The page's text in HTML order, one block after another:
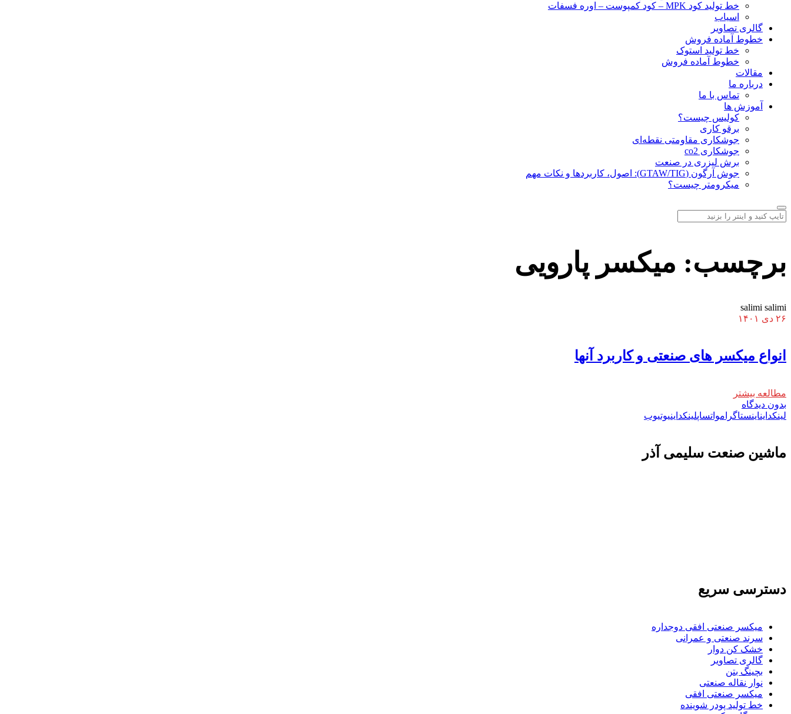
خط تولید کود MPK – کود کمپوست – اوره فسفات
اسیاب
گالری تصاویر
خطوط آماده فروش
خط تولید استوک
خطوط آماده فروش
مقالات
درباره ما
تماس با ما
آموزش ها
کولیس چیست؟
برقو کاری
جوشکاری مقاومتی نقطه‌ای
جوشکاری co2
برش لیزری در صنعت
جوش آرگون (GTAW/TIG): اصول، کاربردها و نکات مهم
میکرومتر چیست؟
برچسب: میکسر پارویی
salimi salimi
۲۶ دی ۱۴۰۱
انواع میکسر های صنعتی و کاربرد آنها
مطالعه بیشتر
بدون دیدگاه
لینکدایناینستاگرامواتساپلینکداینیوتیوب
ماشين صنعت سليمی آذر
دسترسی سریع
میکسر صنعتی افقی دوجداره
سرند صنعتی و عمرانی
خشک کن دوار
گالری تصاویر
بچينگ بتن
نوار نقاله صنعتی
ميكسر صنعتی افقی
خط تولید پودر شوينده